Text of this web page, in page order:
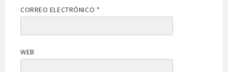
CORREO ELECTRÓNICO *
WEB